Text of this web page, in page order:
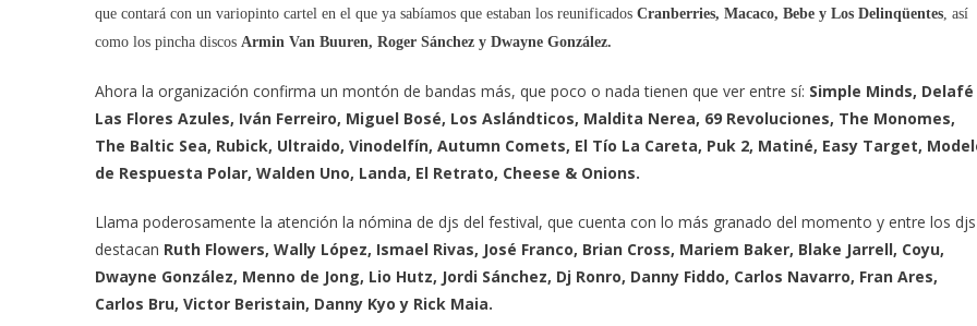
Delafé
Y
Flores
Azules,
Iván
Ferreiro
Marlango
Arenal
que contará con un variopinto cartel en el que ya sabíamos que estaban los reunificados Cranberries, Macaco, Bebe y Los Delinqüentes, así
como los pincha discos Armin Van Buuren, Roger Sánchez y Dwayne González.
Ahora la organización confirma un montón de bandas más, que poco o nada tienen que ver entre sí: Simple Minds, Delafé
Las Flores Azules, Iván Ferreiro, Miguel Bosé, Los Aslándticos, Maldita Nerea, 69 Revoluciones, The Monomes,
The Baltic Sea, Rubick, Ultraido, Vinodelfín, Autumn Comets, El Tío La Careta, Puk 2, Matiné, Easy Target,
de Respuesta Polar, Walden Uno, Landa, El Retrato, Cheese & Onions.
Llama poderosamente la atención la nómina de djs del festival, que cuenta con lo más granado del momento y entre los djs
destacan Ruth Flowers, Wally López, Ismael Rivas, José Franco, Brian Cross, Mariem Baker, Blake Jarrell, Coyu,
Dwayne González, Menno de Jong, Lio Hutz, Jordi Sánchez, Dj Ronro, Danny Fiddo, Carlos Navarro, Fran Ares,
Carlos Bru, Victor Beristain, Danny Kyo y Rick Maia.